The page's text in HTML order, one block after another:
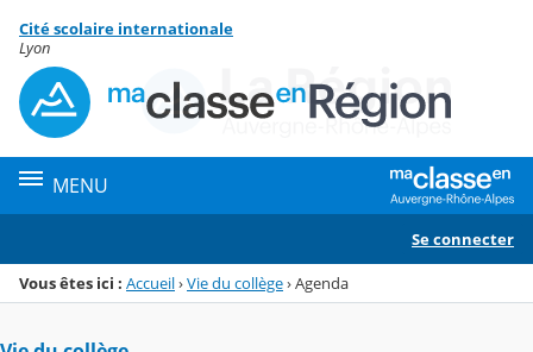
Menu de la rubrique
Contenu
Cité scolaire internationale
Lyon
MENU
Se connecter
Vous êtes ici : Accueil›Vie du collège›Agenda